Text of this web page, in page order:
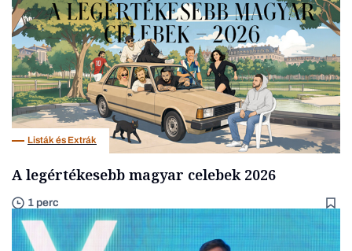
Listák és Extrák
A legértékesebb magyar celebek 2026
1 perc